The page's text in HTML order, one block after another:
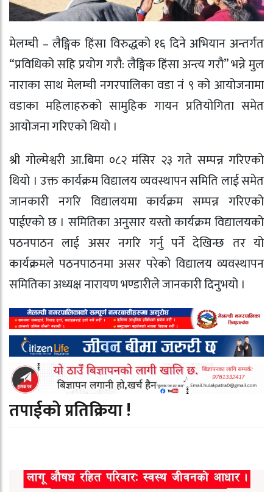
मेलम्ची – लैङ्गिक हिंसा विरुद्धको १६ दिने अभियान अन्तर्गत
“प्रविधिको सहि प्रयोग गरौ: लैङ्गिक हिंसा अन्त्य गरौ” भन्ने मुल
नाराका साथ मेलम्ची नगरपालिका वडा नं ९ को आयोजनामा
वडाका महिलाहरुको सामुहिक गायन प्रतियोगिता समेत
आयोजना गरिएको थियो ।
श्री गोल्मेश्वरी आ.बिमा ०८२ मंसिर २३ गते सम्पन्न गरिएको
थियो । उक्त कार्यक्रम विद्यालय व्यवस्थापन समिति लाई समेत
जानकारी नगरि विद्यालयमा कार्यक्रम सम्पन्न गरिएको
पाईएको छ । समितिका अनुसार यस्तो कार्यक्रम विद्यालयको
पठनपाठन लाई असर नगरि गर्नु पर्ने देखिन्छ तर यो
कार्यक्रमले पठनपाठनमा असर परेको विद्यालय व्यवस्थापन
समितिका अध्यक्ष नारायण भण्डारीले जानकारी दिनुभयो ।
तपाईको प्रतिक्रिया !